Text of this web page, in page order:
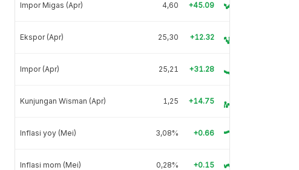
Impor Migas (Apr) 4,60 +45.09
Ekspor (Apr) 25,30 +12.32
Impor (Apr) 25,21 +31.28
Kunjungan Wisman (Apr) 1,25 +14.75
Inflasi yoy (Mei) 3,08% +0.66
Inflasi mom (Mei) 0,28% +0.15